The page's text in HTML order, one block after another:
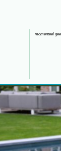
momenteel